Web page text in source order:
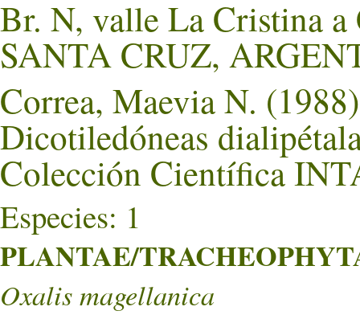
Br. N, valle La Cristina
SANTA CRUZ,
Correa, Maevia N.
Dicotiledóneas
Colección Científica
Especies: 1
PLANTAE/
Oxalis magellanica